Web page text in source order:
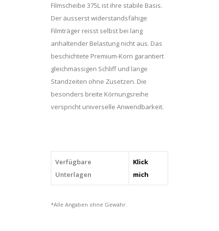
Filmscheibe 375L ist ihre stabile Basis.
Der äusserst widerstandsfähige
Filmträger reisst selbst bei lang
anhaltender Belastung nicht aus. Das
beschichtete Premium-Korn garantiert
gleichmässigen Schliff und lange
Standzeiten ohne Zusetzen. Die
besonders breite Körnungsreihe
verspricht universelle Anwendbarkeit.
Verfügbare
Unterlagen
Klick
mich
*Alle Angaben ohne Gewähr.